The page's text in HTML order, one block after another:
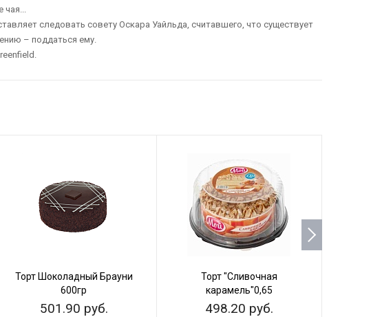
чая...
следовать совету Оскара Уайльда, считавшего, что существует
– поддаться ему.
Торт Шоколадный Брауни
600гр
501.90 руб.
Торт "Сливочная
карамель"0,65
498.20 руб.